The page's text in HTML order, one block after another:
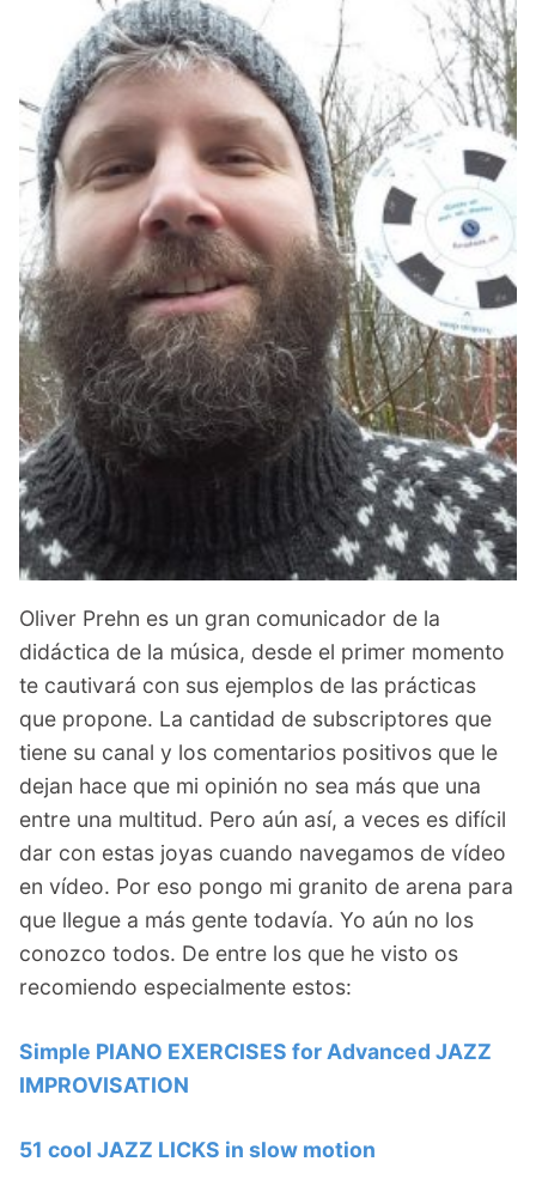
Oliver Prehn es un gran comunicador de la
didáctica de la música, desde el primer momento
te cautivará con sus ejemplos de las prácticas
que propone. La cantidad de subscriptores que
tiene su canal y los comentarios positivos que le
dejan hace que mi opinión no sea más que una
entre una multitud. Pero aún así, a veces es difícil
dar con estas joyas cuando navegamos de vídeo
en vídeo. Por eso pongo mi granito de arena para
que llegue a más gente todavía. Yo aún no los
conozco todos. De entre los que he visto os
recomiendo especialmente estos:
Simple PIANO EXERCISES for Advanced JAZZ
IMPROVISATION
51 cool JAZZ LICKS in slow motion